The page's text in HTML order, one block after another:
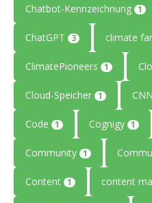
Chatbot-Kennzeichnung 1
ChatGPT 3 climate
ClimatePioneers 1
Cloud-Speicher 1
Code 1 Cognigy 1
Community 1
Content 1 content